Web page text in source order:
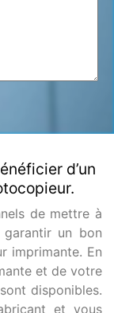
d’un
de mettre à
un bon
imprimante. En
et de votre
disponibles.
et vous